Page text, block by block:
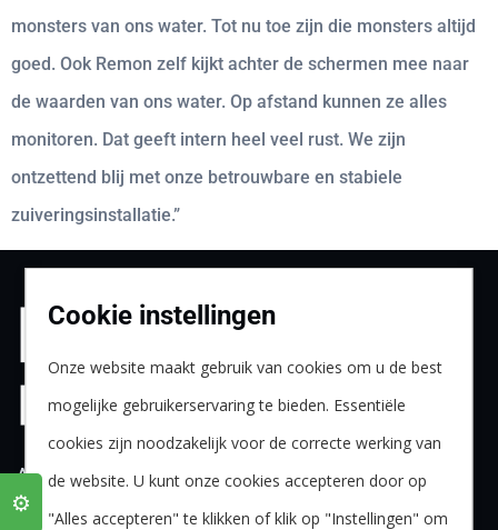
monsters van ons water. Tot nu toe zijn die monsters altijd
goed. Ook Remon zelf kijkt achter de schermen mee naar
de waarden van ons water. Op afstand kunnen ze alles
monitoren. Dat geeft intern heel veel rust. We zijn
ontzettend blij met onze betrouwbare en stabiele
zuiveringsinstallatie.”
Al meer dan 45 jaar passie voor water!
Cookie instellingen
Onze website maakt gebruik van cookies om u de best
mogelijke gebruikerservaring te bieden. Essentiële
cookies zijn noodzakelijk voor de correcte werking van
de website. U kunt onze cookies accepteren door op
"Alles accepteren" te klikken of klik op "Instellingen" om
⚙️